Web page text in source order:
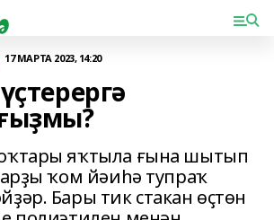
17 МАРТА 2023, 14:20
яҡтыла ғына шытып
ҡом йәиһә тупраҡ
Бары тик стакан өҫтөн